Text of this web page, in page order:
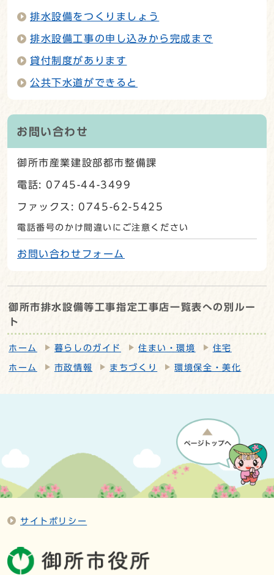
排水設備をつくりましょう
排水設備工事の申し込みから完成まで
貸付制度があります
公共下水道ができると
お問い合わせ
御所市産業建設部都市整備課
電話: 0745-44-3499
ファックス: 0745-62-5425
電話番号のかけ間違いにご注意ください
お問い合わせフォーム
御所市排水設備等工事指定工事店一覧表への別ルー
ト
ホーム 暮らしのガイド 住まい・環境 住宅
ホーム 市政情報 まちづくり 環境保全・美化
サイトポリシー